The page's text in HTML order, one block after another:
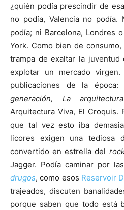
¿quién podía prescindir de
no podía, Valencia no podía.
podía; ni Barcelona, Londres
York. Como bien de
trampa de exaltar la juventud
explotar un mercado
publicaciones de la época:
generación, La
Arquitectura Viva, El Croquis.
que tal vez esto iba
licores exigen una tediosa
convertido en estrella del
Jagger. Podía caminar por
drugos, como esos Reservoir
trajeados, discuten
porque saben que todo está